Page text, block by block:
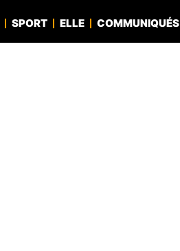
SPORT ELLE COMMUNIQUÉS